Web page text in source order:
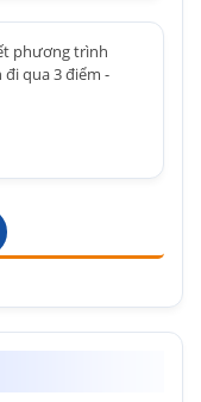
phương trình
qua 3 điểm -